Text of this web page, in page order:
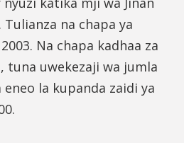
Tulianza na chapa ya
Na chapa kadhaa za
tuna uwekezaji wa jumla
la kupanda zaidi ya